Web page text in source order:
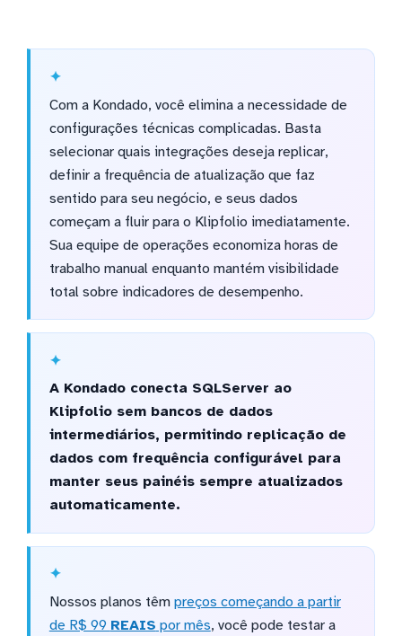
Com a Kondado, você elimina a necessidade de
configurações técnicas complicadas. Basta
selecionar quais integrações deseja replicar,
definir a frequência de atualização que faz
sentido para seu negócio, e seus dados
começam a fluir para o Klipfolio imediatamente.
Sua equipe de operações economiza horas de
trabalho manual enquanto mantém visibilidade
total sobre indicadores de desempenho.
A Kondado conecta SQLServer ao
Klipfolio sem bancos de dados
intermediários, permitindo replicação de
dados com frequência configurável para
manter seus painéis sempre atualizados
automaticamente.
Nossos planos têm preços começando a partir
de R$ 99 REAIS por mês, você pode testar a